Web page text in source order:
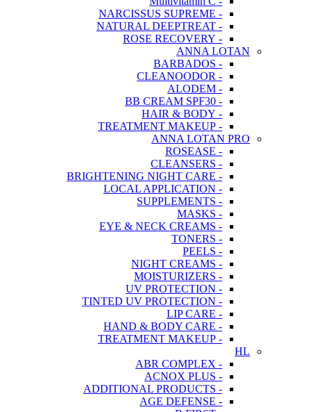
- NARCISSUS SUPREME
- NATURAL DEEPTREAT
- ROSE RECOVERY
ANNA LOTAN
- BARBADOS
- CLEANOODOR
- ALODEM
- BB CREAM SPF30
- HAIR & BODY
- TREATMENT MAKEUP
ANNA LOTAN PRO
- ROSEASE
- CLEANSERS
- BRIGHTENING NIGHT CARE
- LOCAL APPLICATION
- SUPPLEMENTS
- MASKS
- EYE & NECK CREAMS
- TONERS
- PEELS
- NIGHT CREAMS
- MOISTURIZERS
- UV PROTECTION
- TINTED UV PROTECTION
- LIP CARE
- HAND & BODY CARE
- TREATMENT MAKEUP
HL
- ABR COMPLEX
- ACNOX PLUS
- ADDITIONAL PRODUCTS
- AGE DEFENSE